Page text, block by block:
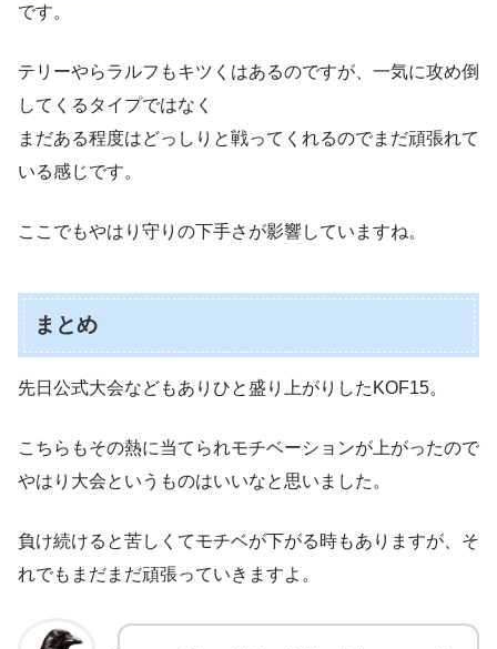
です。
テリーやらラルフもキツくはあるのですが、一気に攻め倒
してくるタイプではなく
まだある程度はどっしりと戦ってくれるのでまだ頑張れて
いる感じです。
ここでもやはり守りの下手さが影響していますね。
まとめ
先日公式大会などもありひと盛り上がりしたKOF15。
こちらもその熱に当てられモチベーションが上がったので
やはり大会というものはいいなと思いました。
負け続けると苦しくてモチベが下がる時もありますが、そ
れでもまだまだ頑張っていきますよ。